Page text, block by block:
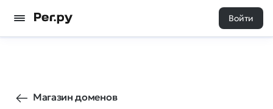
Войти
Магазин доменов
14 0